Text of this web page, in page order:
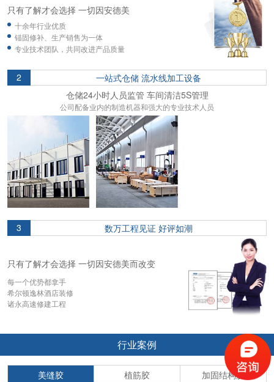
只有了解才会选择 一切因安德美
十余年行业优质
锚固修补、生产销售为一体
专业技术团队，共同改进产品质量
2
一站式仓储 流水线加工设备
仓储24小时人员监管 车间清洁5S管理
公司配备业内的制造机器和强大的专业技术人员
3 数万工程见证 好评如潮
只有了解才会选择 一切因安德美而改变
每一个优势都拿手
希尔顿逸林酒店装修
诸永高速修建工程
行业案例
美缝胶 植筋胶 加固结构胶